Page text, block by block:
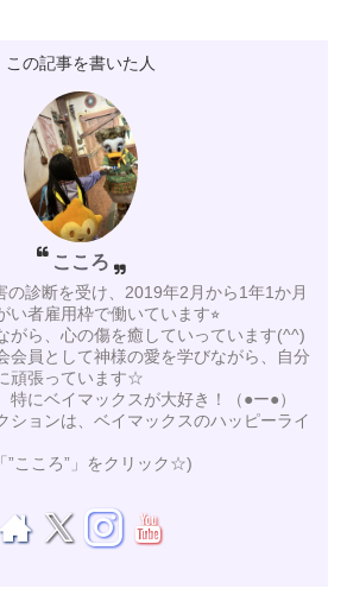
この記事を書いた人
こころ
の診断を受け、2019年2月から1年1か月
い者雇用枠で働いています⭐︎
がら、心の傷を癒していっています(^^)
会員として神様の愛を学びながら、自分
頑張っています☆
特にベイマックスが大好き！（●ー●）
ションは、ベイマックスのハッピーライ
”こころ”」をクリック☆)